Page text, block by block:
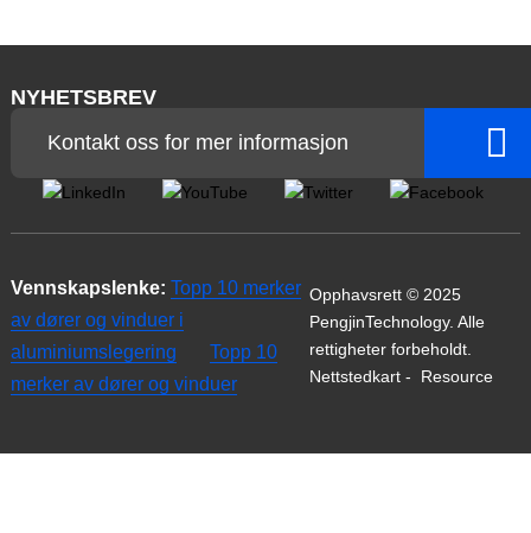
NYHETSBREV
Kontakt oss for mer informasjon
Vennskapslenke: Topp 10 merker
av dører og vinduer i
aluminiumslegering
Topp 10
merker av dører og vinduer
Opphavsrett © 2025
PengjinTechnology. Alle
rettigheter forbeholdt.
Nettstedkart- Resource